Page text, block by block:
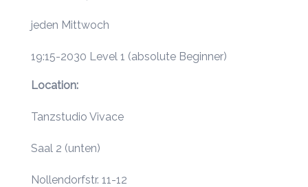
jeden Mittwoch
19:15-2030 Level 1 (absolute Beginner)
Location:
Tanzstudio Vivace
Saal 2 (unten)
Nollendorfstr. 11-12